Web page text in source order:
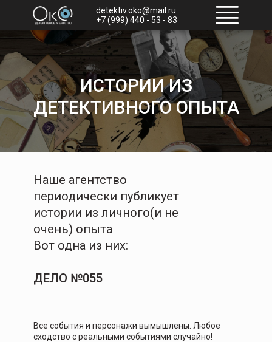
detektiv.oko@mail.ru
+7 (999) 440 - 53 - 83
ИСТОРИИ ИЗ
ДЕТЕКТИВНОГО ОПЫТА
Наше агентство
периодически публикует
истории из личного(и не
очень) опыта
Вот одна из них:
ДЕЛО №055
Все события и персонажи вымышлены. Любое
сходство с реальными событиями случайно!